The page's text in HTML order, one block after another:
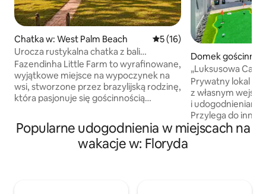
Chatka w: West Palm Beach Średnia ocena: 5 na 5,
5 (16)
Urocza rustykalna chatka z bali
z basenem i zwierzętami hodowlanymi
Fazendinha Little Farm to wyrafinowane,
wyjątkowe miejsce na wypoczynek na
wsi, stworzone przez brazylijską rodzinę,
która pasjonuje się gościnnością
i uroczymi zwierzętami, zachęca do
relaksu i wspólnego spędzania czasu
w dobrym stylu. Spędzaj spokojne dni
przy basenie, korzystaj z przytulnego
Domek gościnny
„Luksusowa
Gardens/USF/
Prywatny lokal w
z własnym
i udogodnieniami
Przylega do
całkowicie
wejście i przestrzeń
Popularne udogodnienia w miejscach na
wakacje w: Floryda